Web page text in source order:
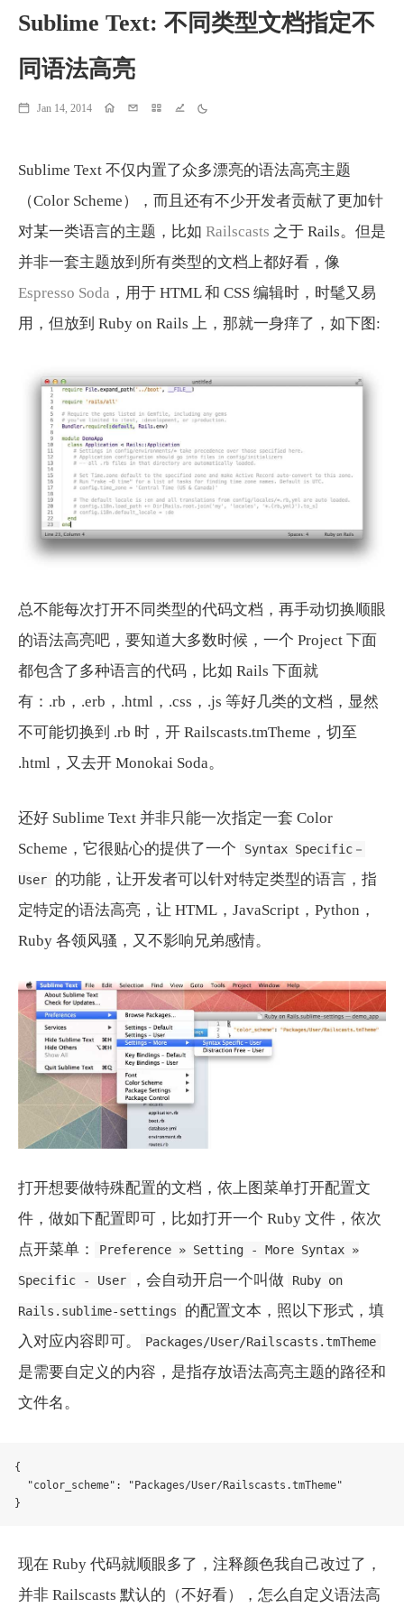
Sublime Text: 不同类型文档指定不
同语法高亮
Jan 14, 2014 Home Email ProjectsRunning
Sublime Text 不仅内置了众多漂亮的语法高亮主题
（Color Scheme），而且还有不少开发者贡献了更加针
对某一类语言的主题，比如 Railscasts 之于 Rails。但是
并非一套主题放到所有类型的文档上都好看，像
Espresso Soda ，用于 HTML 和 CSS 编辑时，时髦又易
用，但放到 Ruby on Rails 上，那就一身痒了，如下图:
总不能每次打开不同类型的代码文档，再手动切换顺眼
的语法高亮吧，要知道大多数时候，一个 Project 下面
都包含了多种语言的代码，比如 Rails 下面就
有：.rb，.erb，.html，.css，.js 等好几类的文档，显然
不可能切换到 .rb 时，开 Railscasts.tmTheme，切至
.html，又去开 Monokai Soda。
还好 Sublime Text 并非只能一次指定一套 Color
Scheme，它很贴心的提供了一个
Syntax Specific－
User
的功能，让开发者可以针对特定类型的语言，指
定特定的语法高亮，让 HTML，JavaScript，Python，
Ruby 各领风骚，又不影响兄弟感情。
打开想要做特殊配置的文档，依上图菜单打开配置文
件，做如下配置即可，比如打开一个 Ruby 文件，依次
点开菜单：
Preference » Setting - More Syntax »
Specific - User ，会自动开启一个叫做 Ruby on
Rails.sublime-settings
的配置文本，照以下形式，填
入对应内容即可。
Packages/User/Railscasts.tmTheme
是需要自定义的内容，是指存放语法高亮主题的路径和
文件名。
{
"color_scheme" :
"Packages/User/Railscasts.tmTheme"
}
现在 Ruby 代码就顺眼多了，注释颜色我自己改过了，
并非 Railscasts 默认的（不好看），怎么自定义语法高